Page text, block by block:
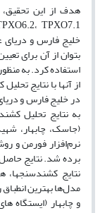
هدف از این
خلیج فارس و دریای
بتوان از آن برای
استفاده کرد. به
از آنها با نتایج
در خلیج فارس و
به نتایج تحلیل
(جاسک، چابهار،
نرم‌‌افزار فورمن و
برده شد. نتایج
نتایج
مدل‌ها بهترین
و چابهار (ایستگاه‌‌